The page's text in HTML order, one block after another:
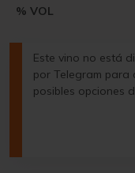
% VOL
Este vino no está
por Telegram para
posibles opciones